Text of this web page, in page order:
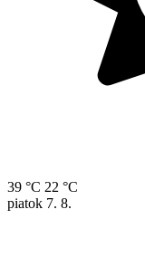
39 °C 22 °C
piatok 7. 8.